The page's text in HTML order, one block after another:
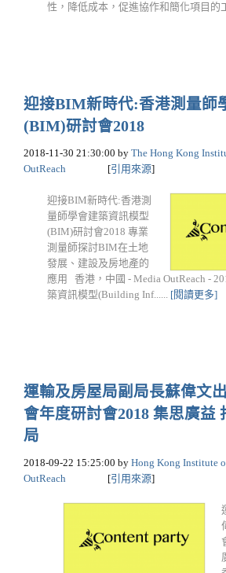
性，降低成本，促進協作和簡化項目的
迎接BIM新時代:香港測量師
(BIM)研討會2018
2018-11-30 21:30:00 by The Hong Kong
OutReach
[引用來源]
迎接BIM新時代:香港測
量師學會建築資訊模型
(BIM)研討會2018 專業
測量師探討BIM在土地
發展、建設及房地產的
應用 香港，中國 - Media OutReach -
築資訊模型(Building Inf...... [閱讀更多]
運輸及房屋局副局長蘇偉文
會年度研討會2018 集思廣益
局
2018-09-22 15:25:00 by Hong Kong Institute
OutReach
[引用來源]